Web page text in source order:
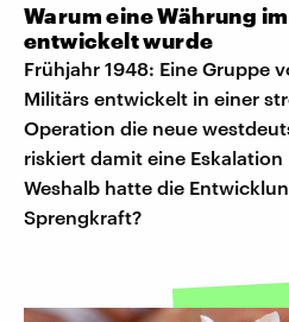
Warum eine Währung
entwickelt wurde
Frühjahr 1948: Eine Gruppe
Militärs entwickelt in einer
Operation die neue
riskiert damit eine
Weshalb hatte die
Sprengkraft?